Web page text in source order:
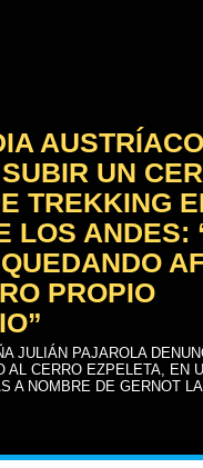
UN
TREKKING
LOS ANDES:
PROPIO
JULIÁN PAJAROLA
AL CERRO EZPELETA, EN
A NOMBRE DE GERNOT